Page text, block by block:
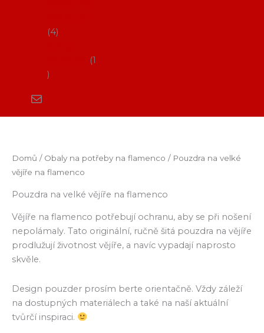
4
1
Domů / Obaly na potřeby na flamenco / Pouzdra na velké
vějíře na flamenco
Pouzdra na velké vějíře na flamenco
Vějíře na flamenco potřebují ochranu, aby se při nošení
nepolámaly. Tato originální, ručně šitá pouzdra na vějíře
prodlužují životnost vějíře, a navíc vypadají naprosto
skvěle.
Design pouzder prosím berte orientačně. Vždy záleží
na dostupných materiálech a také na naší aktuální
tvůrčí inspiraci.